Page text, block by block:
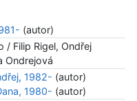
(autor)
/ Filip Rigel, Ondřej
Ondrejová
1982- (autor)
1980- (autor)